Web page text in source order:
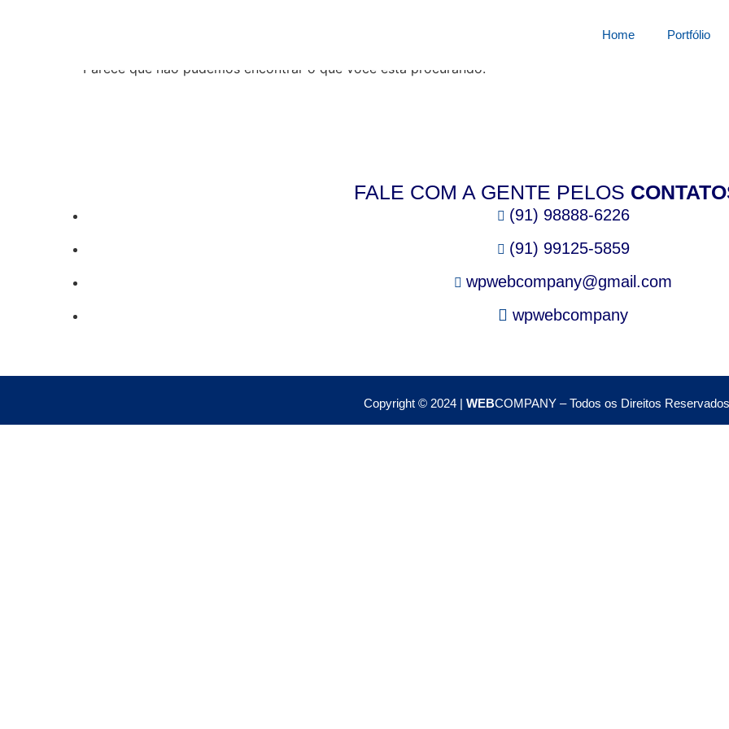
Home Portfólio
Parece que não pudemos encontrar o que você está procurando.
FALE COM A GENTE PELOS
(91) 98888-6226
(91) 99125-5859
wpwebcompany@gmail.com
wpwebcompany
Copyright © 2024 | WEBCOMPANY – Todos os Direitos Reservados